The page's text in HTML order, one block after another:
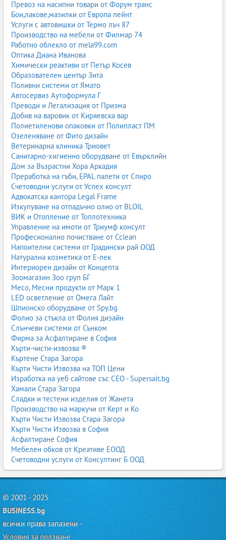
Превоз на насипни товари от Форум транс
Бои,лакове,мазилки от Европа пейнт
Услуги с автовишки от Термо лъч 87
Производство на мебели от Филмар 74
Работно облекло от mela99.com
Оптика Диана Иванова
Химически реактиви от Петър Косев
Образователен център Зита
Поливни системи от Ямато
Автосервиз Аутоформула Г
Преводи и Легализация от Призма
Добив на варовик от Киряевска вар
Полиетиленови опаковки от Полипласт ПМ
Озеленяване от Фито дизайн
Ветеринарна клиника Триовет
Санитарно-хигиенно оборудване от Евърклийн
Дом за Възрастни Хора Аркадия
Преработка на гъби, EPAL палети от Спиро
Счетоводни услуги от Успех консулт
Адвокатска кантора Legal Frame
Изкупуване на отпадъчно олио от BLOIL
ВИК и Отопление от Топлотехника
Управление на имоти от Триумф консулт
Професионално почистване от Cclean
Напоителни системи от Градински рай ООД
Натурална козметика от Е-лек
Интериорен дизайн от Концепта
Зоомагазин Зоо груп БГ
Месо, Месни продукти от Марк 1
LED осветление от Омега Лайт
Шпионско оборудване от Spy.bg
Фолио за стъкла от Фолия дизайн
Слънчеви системи от Сънком
Фирма за Асфалтиране в София
Кърти-чисти-извозва ®
Къртене Стара Загора
Кърти Чисти Извозва на ТОП Цени
Изработка на уеб сайтове със СЕО - Supersait.bg
Хамали Стара Загора
Сладки и тестени изделия от Жанета
Производство на маркучи от Керт и Ко
Кърти Чисти Извозва Стара Загора
Кърти Чисти Извозва в София
Асфалтиране София
Мебелен обков от Креативе ЕООД
Счетоводни услуги от Консултинг Б ООД
© 2001 - 2025
BUSINESS.bg
всички права запазени -
Условия за ползване